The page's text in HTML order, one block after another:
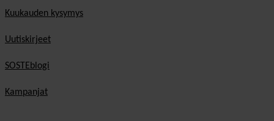
Kuukauden kysymys
Uutiskirjeet
SOSTEblogi
Kampanjat